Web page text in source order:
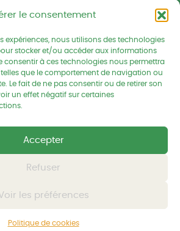
le consentement
expériences, nous utilisons des technologies
stocker et/ou accéder aux informations
consentir à ces technologies nous permettra
que le comportement de navigation ou
Le fait de ne pas consentir ou de retirer son
un effet négatif sur certaines
Accepter
Refuser
les préférences
Politique de cookies
22190 PLERIN cedex
02 96 74 75 50
cedapa@wanadoo.fr
Retrouvez-nous sur Facebook
réservés
-© Kornog Web